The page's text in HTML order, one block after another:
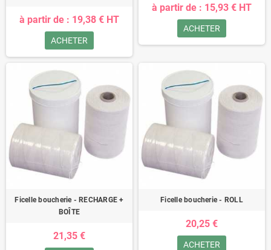
à partir de : 19,38 € HT
ACHETER
à partir de : 15,93 € HT
ACHETER
Ficelle boucherie - RECHARGE +
BOÎTE
21,35 €
Ficelle boucherie - ROLL
20,25 €
ACHETER